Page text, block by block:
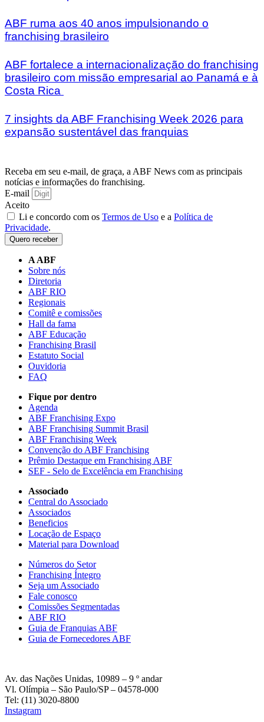
ABF ruma aos 40 anos impulsionando o
franchising brasileiro
ABF fortalece a internacionalização do franchising
brasileiro com missão empresarial ao Panamá e à
Costa Rica
7 insights da ABF Franchising Week 2026 para
expansão sustentável das franquias
Receba em seu e-mail, de graça, a ABF News com as principais
notícias e informações do franchising.
E-mail
Aceito
Li e concordo com os Termos de Uso e a Política de
Privacidade.
Quero receber
A ABF
Sobre nós
Diretoria
ABF RIO
Regionais
Comitê e comissões
Hall da fama
ABF Educação
Franchising Brasil
Estatuto Social
Ouvidoria
FAQ
Fique por dentro
Agenda
ABF Franchising Expo
ABF Franchising Summit Brasil
ABF Franchising Week
Convenção do ABF Franchising
Prêmio Destaque em Franchising ABF
SEF - Selo de Excelência em Franchising
Associado
Central do Associado
Associados
Beneficios
Locação de Espaço
Material para Download
Números do Setor
Franchising Íntegro
Seja um Associado
Fale conosco
Comissões Segmentadas
ABF RIO
Guia de Franquias ABF
Guia de Fornecedores ABF
Av. das Nações Unidas, 10989 – 9 º andar
Vl. Olímpia – São Paulo/SP – 04578-000
Tel: (11) 3020-8800
Instagram